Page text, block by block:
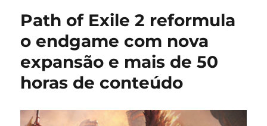
Path of Exile 2 reformula
o endgame com nova
expansão e mais de 50
horas de conteúdo